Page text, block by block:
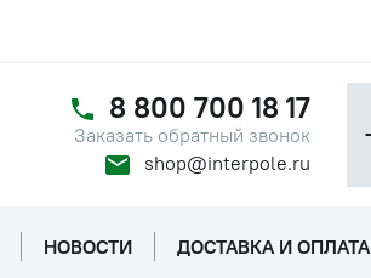
8 800 700 18 17
Заказать обратный звонок
shop@interpole.ru
НОВОСТИ ДОСТАВКА И ОПЛАТА